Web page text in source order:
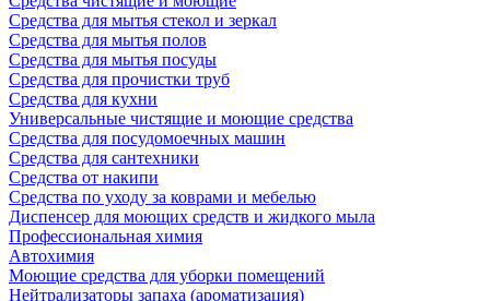
Средства для мытья стекол и зеркал
Средства для мытья полов
Средства для мытья посуды
Средства для прочистки труб
Средства для кухни
Универсальные чистящие и моющие средства
Средства для посудомоечных машин
Средства для сантехники
Средства от накипи
Средства по уходу за коврами и мебелью
Диспенсер для моющих средств и жидкого мыла
Профессиональная химия
Автохимия
Моющие средства для уборки помещений
Нейтрализаторы запаха (ароматизация)